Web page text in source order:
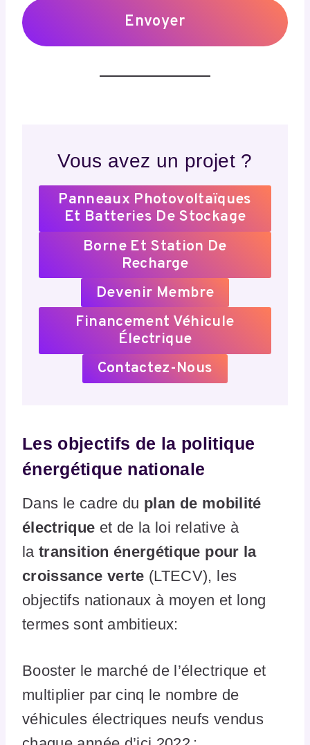
Vous avez un projet ?
Panneaux Photovoltaïques
Et Batteries De Stockage
Borne Et Station De
Recharge
Devenir Membre
Financement Véhicule
Électrique
Contactez-Nous
Les objectifs de la politique
énergétique nationale
Dans le cadre du plan de mobilité
électrique et de la loi relative à
latransition énergétique pour la
croissance verte (LTECV), les
objectifs nationaux à moyen et long
termes sont ambitieux:
Booster le marché de l’électrique et
multiplier par cinq le nombre de
véhicules électriques neufs vendus